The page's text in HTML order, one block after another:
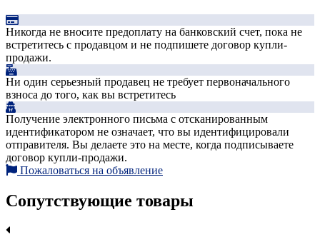
Никогда не вносите предоплату на банковский счет, пока не
встретитесь с продавцом и не подпишете договор купли-
продажи.
Ни один серьезный продавец не требует первоначального
взноса до того, как вы встретитесь
Получение электронного письма с отсканированным
идентификатором не означает, что вы идентифицировали
отправителя. Вы делаете это на месте, когда подписываете
договор купли-продажи.
Пожаловаться на объявление
Сопутствующие товары